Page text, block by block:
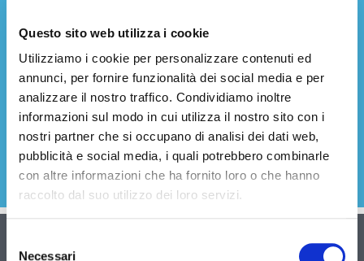
Questo sito web utilizza i cookie
Utilizziamo i cookie per personalizzare contenuti ed
annunci, per fornire funzionalità dei social media e per
analizzare il nostro traffico. Condividiamo inoltre
informazioni sul modo in cui utilizza il nostro sito con i
nostri partner che si occupano di analisi dei dati web,
pubblicità e social media, i quali potrebbero combinarle
con altre informazioni che ha fornito loro o che hanno
raccolto dal suo utilizzo dei loro servizi.
Necessari
ISCRIVITI ALLA NEWSLETTER
dati personali per le finalità indicate nella informativa sulla